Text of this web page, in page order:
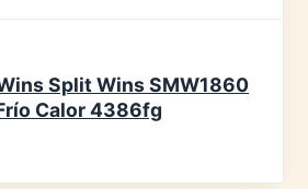
Split Wins SMW1860
Calor 4386fg